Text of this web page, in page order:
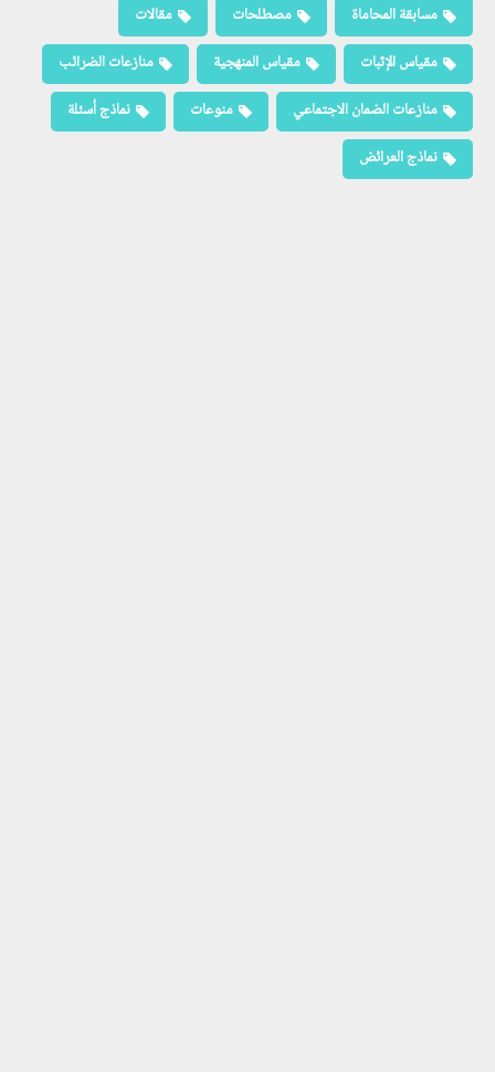
مسابقة المحاماة
مصطلحات
مقالات
مقياس الإثبات
مقياس المنهجية
منازعات الضرائب
منازعات الضمان الاجتماعي
منوعات
نماذج أسئلة
نماذج العرائض